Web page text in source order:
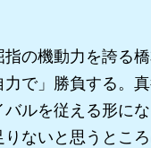
の機動力を誇る
力で」勝負する。
バルを従える形に
ないと思うとこ